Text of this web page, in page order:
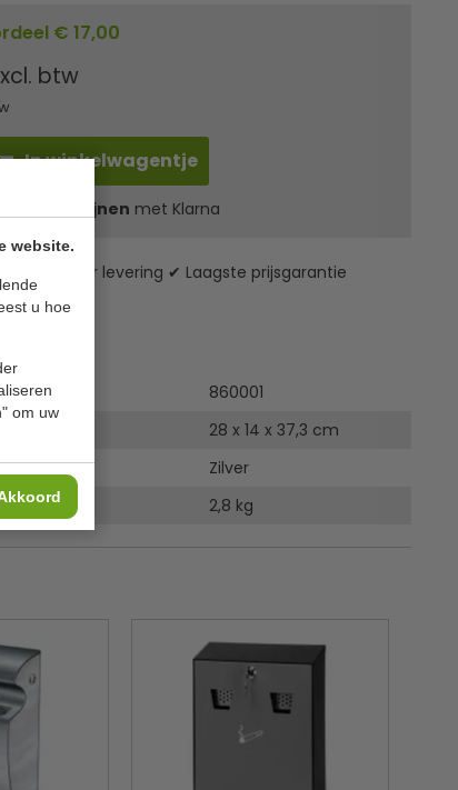
website.
u hoe
om uw
€ 17,00
btw
In winkelwagentje
in 3 termijnen met Klarna
✔ 24 uur levering ✔ Laagste prijsgarantie
860001
28 x 14 x 37,3 cm
Zilver
2,8 kg